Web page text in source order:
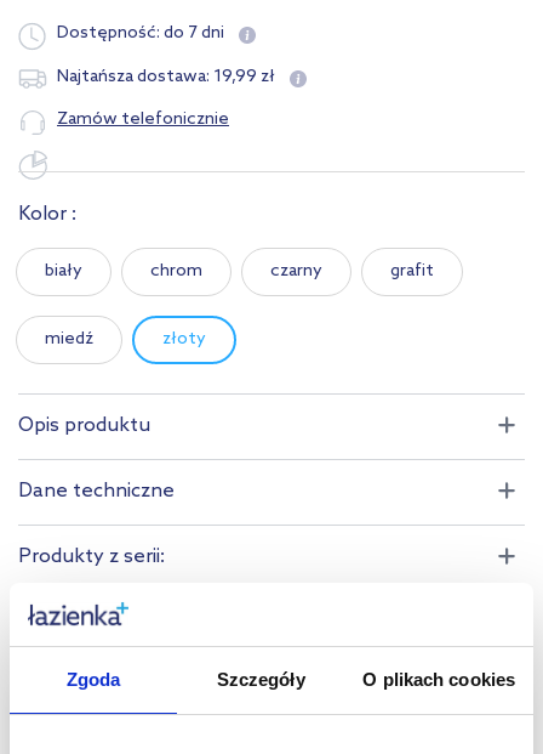
Zgoda Szczegóły O plikach cookies
Dostępność: do 7 dni
Najtańsza dostawa: 19,99 zł
Zamów telefonicznie
Kolor :
biały chrom czarny grafit
miedź złoty
Opis produktu
Dane techniczne
Produkty z serii:
Produkty podobne: